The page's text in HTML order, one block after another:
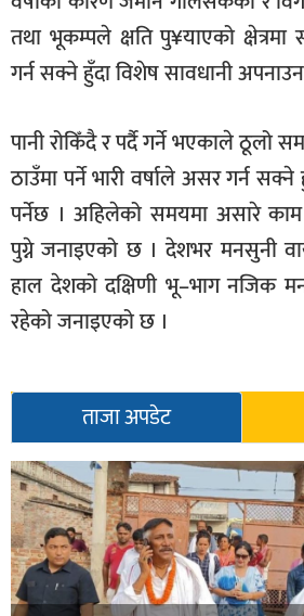
स्वास्थ्य
तथा भूकम्पले क्षति पु¥याएको
गर्न सक्ने हुँदा विशेष सावधानी
पानी रोकिँदै र पर्दै गर्ने भएकाले ठूलो
ठाउँमा पर्ने भारी वर्षाले असर गर्न
पर्नेछ । अहिलेको समयमा असारे
पुग्ने जनाइएको छ । देशभर मनसुनी
हाल देशको दक्षिणी भू–भाग नजिक
रहेको जनाइएको छ ।
ताजा अपडेट